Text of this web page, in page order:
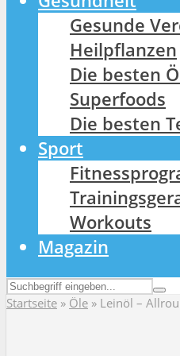
Gesunde
Heilpflanzen
Die besten
Superfoods
Die besten
Sport
Workouts
Magazin
Startseite » Öle » Leinöl –